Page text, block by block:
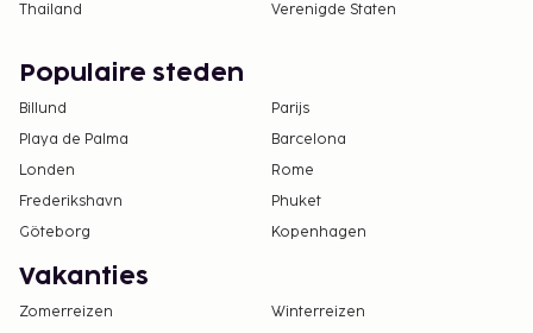
Thailand
Verenigde Staten
Populaire steden
Billund
Parijs
Playa de Palma
Barcelona
Londen
Rome
Frederikshavn
Phuket
Göteborg
Kopenhagen
Vakanties
Zomerreizen
Winterreizen